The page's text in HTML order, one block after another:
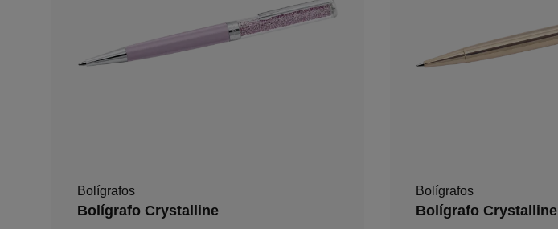
Bolígrafos
Bolígrafo Crystalline
Bolígrafos
Bolígrafo Crystalline